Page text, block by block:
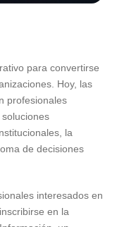
para convertirse
Hoy, las
profesionales
la
de decisiones
interesados en
en la